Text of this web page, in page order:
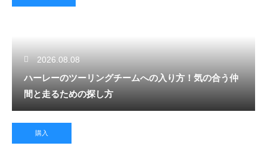
2026.08.08
ハーレーのツーリングチームへの入り方！気の合う仲
間と走るための探し方
購入